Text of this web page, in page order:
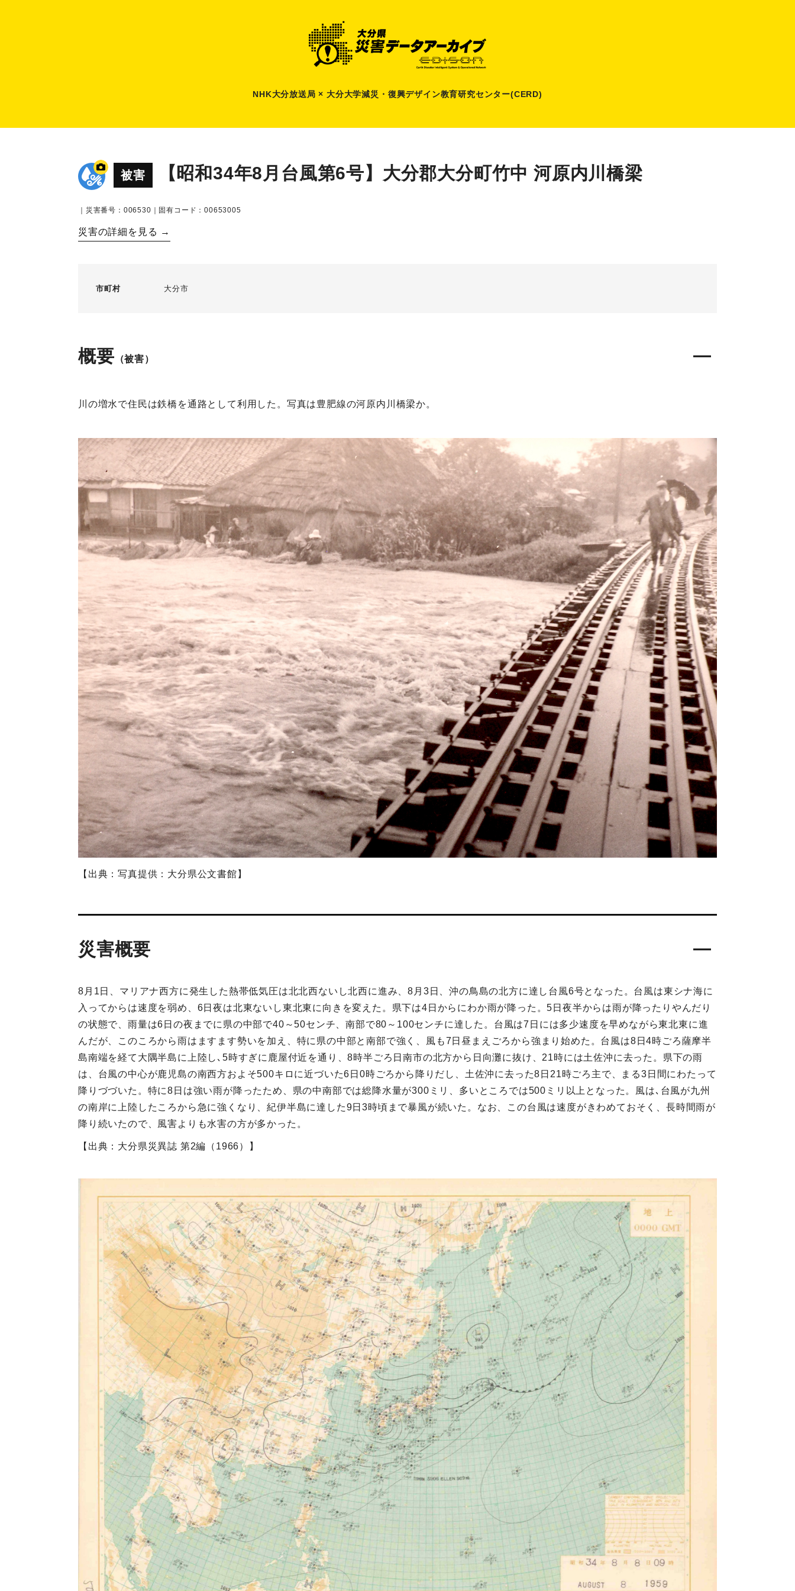
NHK大分放送局 × 大分大学減災 ・ 復興デザイン教育研究センター(CERD)
被害 【昭和34年8月台風第6号】大分郡大分町竹中 河原内川橋梁
｜災害番号：006530｜固有コード：00653005
災害の詳細を見る →
市町村 大分市
概要 （被害）
川の増水で住民は鉄橋を通路として利用した。写真は豊肥線の河原内川橋梁か。
【出典：写真提供：大分県公文書館】
災害概要
8月1日、マリアナ西方に発生した熱帯低気圧は北北西ないし北西に進み、8月3日、沖の鳥島の北方に達し台風6号となった。台風は東シナ海に
入ってからは速度を弱め、6日夜は北東ないし東北東に向きを変えた。県下は4日からにわか雨が降った。5日夜半からは雨が降ったりやんだり
の状態で、雨量は6日の夜までに県の中部で40～50センチ、南部で80～100センチに達した。台風は7日には多少速度を早めながら東北東に進
んだが、このころから雨はますます勢いを加え、特に県の中部と南部で強く、風も7日昼まえごろから強まり始めた。台風は8日4時ごろ薩摩半
島南端を経て大隅半島に上陸し､5時すぎに鹿屋付近を通り、8時半ごろ日南市の北方から日向灘に抜け、21時には土佐沖に去った。県下の雨
は、台風の中心が鹿児島の南西方およそ500キロに近づいた6日0時ごろから降りだし、土佐沖に去った8日21時ごろ主で、まる3日間にわたって
降りづづいた。特に8日は強い雨が降ったため、県の中南部では総降水量が300ミリ、多いところでは500ミリ以上となった。風は､台風が九州
の南岸に上陸したころから急に強くなり、紀伊半島に達した9日3時頃まで暴風が続いた。なお、この台風は速度がきわめておそく、長時間雨が
降り続いたので、風害よりも水害の方が多かった。
【出典：大分県災異誌 第2編（1966）】